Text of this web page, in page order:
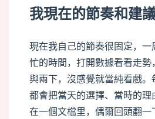
我現在的節奏和建
現在我自己的節奏很固定，
忙的時間，打開數據看看走
與兩下，沒感覺就當純看戲
都會把當天的選擇、當時的
在一個文檔里，偶爾回頭翻一